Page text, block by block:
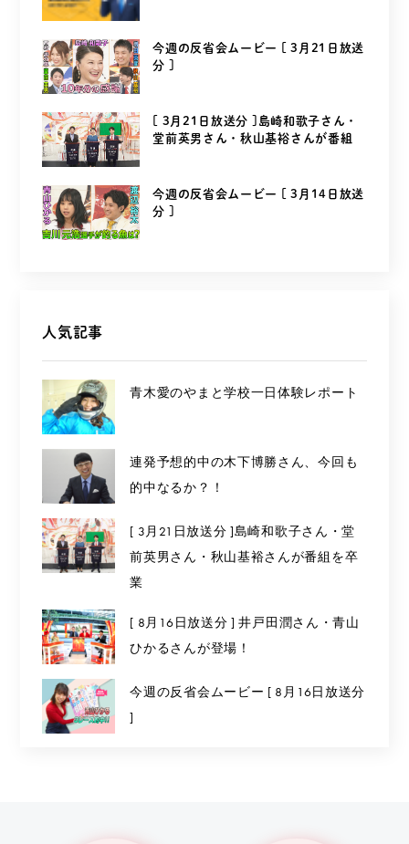
今週の反省会ムービー [ 3月21日放送
分 ]
[ 3月21日放送分 ]島崎和歌子さん・
堂前英男さん・秋山基裕さんが番組
今週の反省会ムービー [ 3月14日放送
分 ]
人気記事
青木愛のやまと学校一日体験レポート
連発予想的中の木下博勝さん、今回も
的中なるか？！
[ 3月21日放送分 ]島崎和歌子さん・堂
前英男さん・秋山基裕さんが番組を卒
業
[ 8月16日放送分 ] 井戸田潤さん・青山
ひかるさんが登場！
今週の反省会ムービー [ 8月16日放送分
]